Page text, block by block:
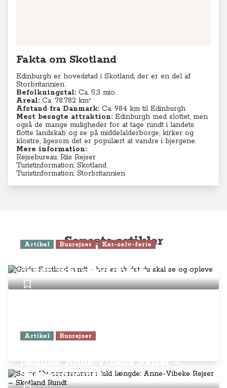
Fakta om Skotland
Edinburgh er hovedstad i Skotland, der er en del af
Storbritannien.
Befolkningstal: Ca. 5,3 mio.
Areal: Ca. 78.782 km²
Afstand fra Danmark: Ca. 984 km til Edinburgh
Mest besøgte attraktion: Edinburgh med slottet, men
også de mange muligheder for at tage rundt i landets
flotte landskab og se på middelalderborge, kirker og
klostre, ligesom det er populært at vandre i bjergene.
Mere information:
Rejsebureau: Riis Rejser
Turistinformation: Skotland
Turistinformation: Storbritannien
Seneste artikler
Artikel Busrejser Kør-selv-ferie
det du skal se og opleve
Artikel Busrejser
længde: Anne-Vibeke Rejser –
Skotland Rundt